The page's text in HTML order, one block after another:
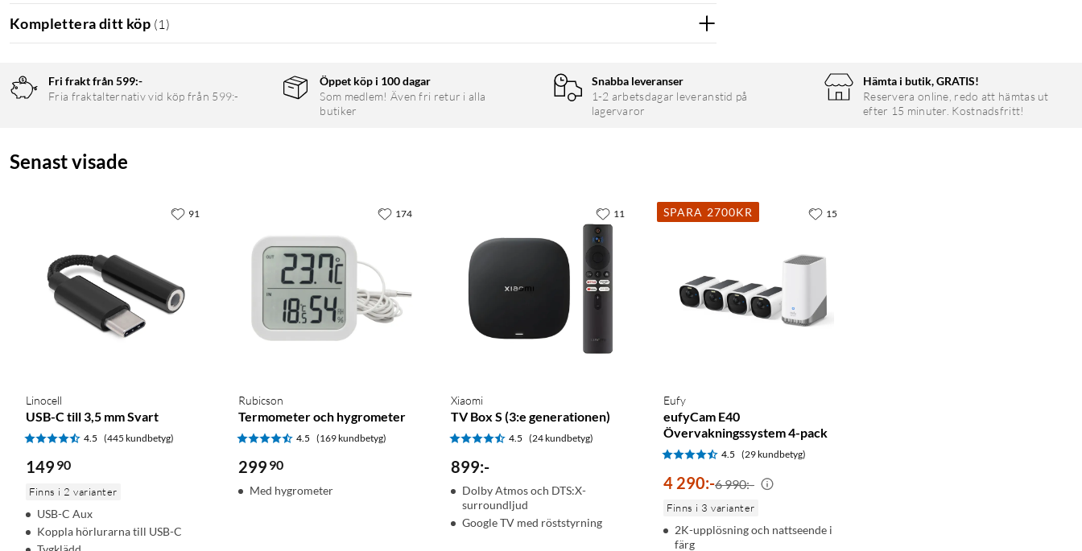
Komplettera ditt köp (1 )
Fri frakt från 599:-
Fria fraktalternativ vid köp från 599:-
Öppet köp i 100 dagar
Som medlem! Även fri retur i alla
butiker
Snabba leveranser
1-2 arbetsdagar leveranstid på
lagervaror
Hämta i butik, GRATIS!
Reservera online, redo att hämtas ut
efter 15 minuter. Kostnadsfritt!
Senast visade
Linocell
USB-C till 3,5 mm Svart
4.5 (445 kundbetyg)
149 90
Finns i 2 varianter
USB-C Aux
Koppla hörlurarna till USB-C
91
Rubicson
Termometer och hygrometer
4.5 (169 kundbetyg)
299 90
Med hygrometer
174
Xiaomi
TV Box S (3:e generationen)
4.5 (24 kundbetyg)
899:-
Dolby Atmos och DTS:X-
surroundljud
Google TV med röststyrning
11 SPARA 2700KR
Eufy
eufyCam E40
Övervakningssystem 4-pack
4.5 (29 kundbetyg)
4 290:-6 990:-
Finns i 3 varianter
2K-upplösning och nattseende i
färg
15